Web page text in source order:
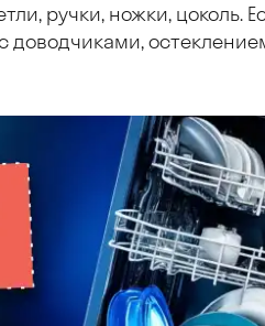
ручки, ножки, цоколь.